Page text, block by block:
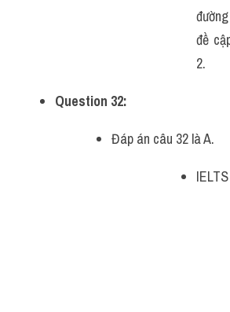
đề
2.
Question 32:
Đáp án câu 32 là A.